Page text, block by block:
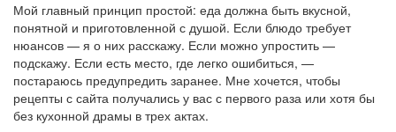
Мой главный принцип простой: еда должна быть вкусной,
понятной и приготовленной с душой. Если блюдо требует
нюансов — я о них расскажу. Если можно упростить —
подскажу. Если есть место, где легко ошибиться, —
постараюсь предупредить заранее. Мне хочется, чтобы
рецепты с сайта получались у вас с первого раза или хотя бы
без кухонной драмы в трех актах.